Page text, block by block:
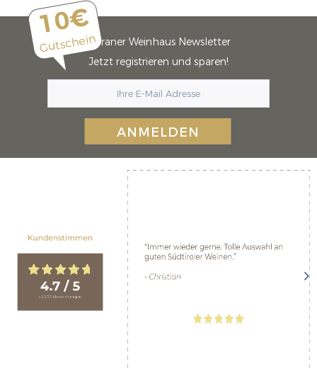
10€
GutscheinMeraner Weinhaus Newsletter
Jetzt registrieren und sparen!
ANMELDEN